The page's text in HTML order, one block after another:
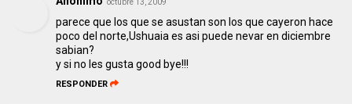
octubre 13, 2009
parece que los que se asustan son los que cayeron hace
poco del norte,Ushuaia es asi puede nevar en diciembre
sabian?
y si no les gusta good bye!!!
RESPONDER